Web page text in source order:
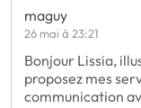
maguy
26 mai à 23:21
Bonjour Lissia,
proposez mes
communication